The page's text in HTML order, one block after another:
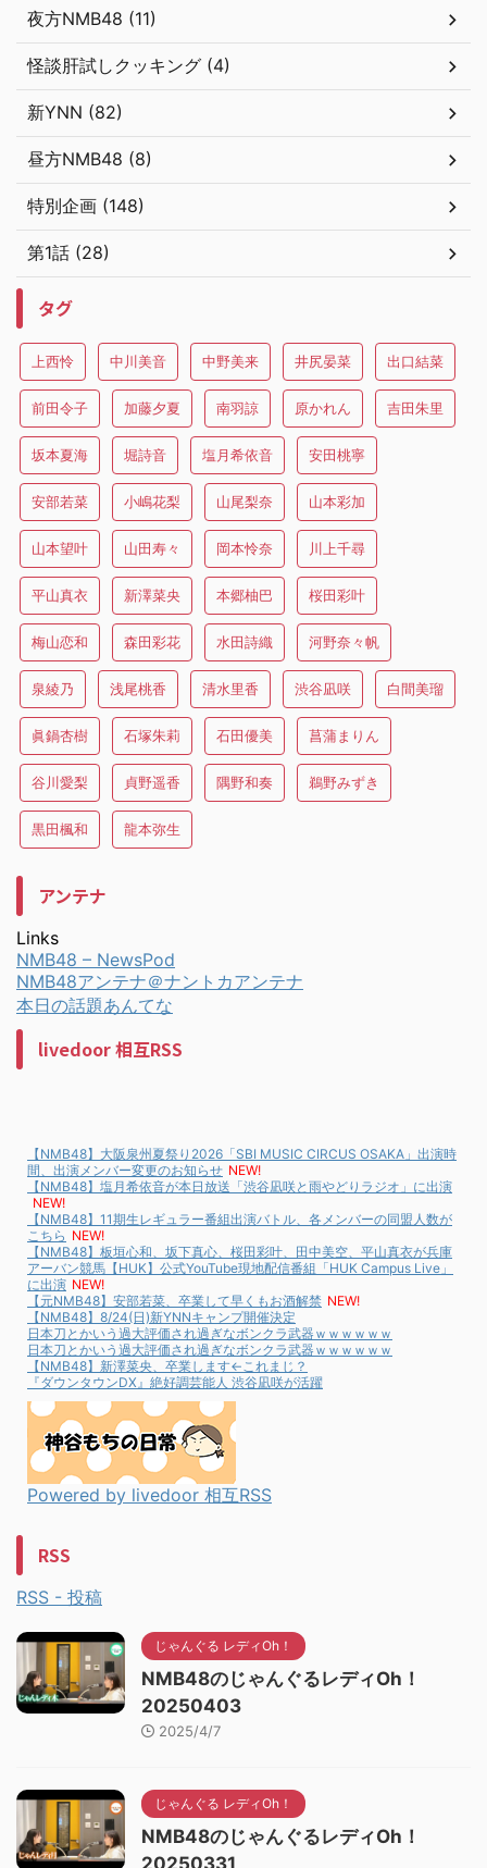
夜方NMB48 (11)
怪談肝試しクッキング (4)
新YNN (82)
昼方NMB48 (8)
特別企画 (148)
第1話 (28)
タグ
上西怜 中川美音 中野美来 井尻晏菜 出口結菜
前田令子 加藤夕夏 南羽諒 原かれん 吉田朱里
坂本夏海 堀詩音 塩月希依音 安田桃寧
安部若菜 小嶋花梨 山尾梨奈 山本彩加
山本望叶 山田寿々 岡本怜奈 川上千尋
平山真衣 新澤菜央 本郷柚巴 桜田彩叶
梅山恋和 森田彩花 水田詩織 河野奈々帆
泉綾乃 浅尾桃香 清水里香 渋谷凪咲 白間美瑠
眞鍋杏樹 石塚朱莉 石田優美 菖蒲まりん
谷川愛梨 貞野遥香 隅野和奏 鵜野みずき
黒田楓和 龍本弥生
アンテナ
Links
NMB48 – NewsPod
NMB48アンテナ＠ナントカアンテナ
本日の話題あんてな
livedoor 相互RSS
【NMB48】大阪泉州夏祭り2026「SBI MUSIC CIRCUS OSAKA」出演時
間、出演メンバー変更のお知らせ NEW!
【NMB48】塩月希依音が本日放送「渋谷凪咲と雨やどりラジオ」に出演
NEW!
【NMB48】11期生レギュラー番組出演バトル、各メンバーの同盟人数が
こちら NEW!
【NMB48】板垣心和、坂下真心、桜田彩叶、田中美空、平山真衣が兵庫
アーバン競馬【HUK】公式YouTube現地配信番組「HUK Campus Live」
に出演 NEW!
【元NMB48】安部若菜、卒業して早くもお酒解禁 NEW!
【NMB48】8/24(日)新YNNキャンプ開催決定
日本刀とかいう過大評価され過ぎなボンクラ武器ｗｗｗｗｗｗ
日本刀とかいう過大評価され過ぎなボンクラ武器ｗｗｗｗｗｗ
【NMB48】新澤菜央、卒業します←これまじ？
『ダウンタウンDX』絶好調芸能人 渋谷凪咲が活躍
Powered by livedoor 相互RSS
RSS
RSS - 投稿
じゃんぐる レディOh！
NMB48のじゃんぐるレディOh！
20250403
2025/4/7
じゃんぐる レディOh！
NMB48のじゃんぐるレディOh！